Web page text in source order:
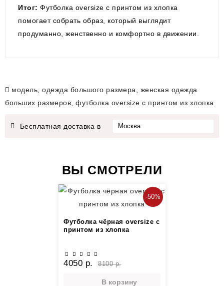
Итог: Футболка oversize с принтом из хлопка
помогает собрать образ, который выглядит
продуманно, женственно и комфортно в движении.
модель одежда большого размера
женская одежда
больших размеров футболка oversize с принтом из хлопка
Бесплатная доставка в
ВЫ СМОТРЕЛИ
-50%
Футболка чёрная oversize с
принтом из хлопка
4050 р. 8100 р.
В корзину